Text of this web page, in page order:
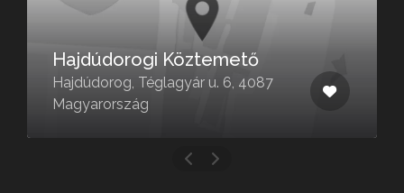
Hajdúdorogi Köztemető
Hajdúdorog, Téglagyár u. 6, 4087
Magyarország